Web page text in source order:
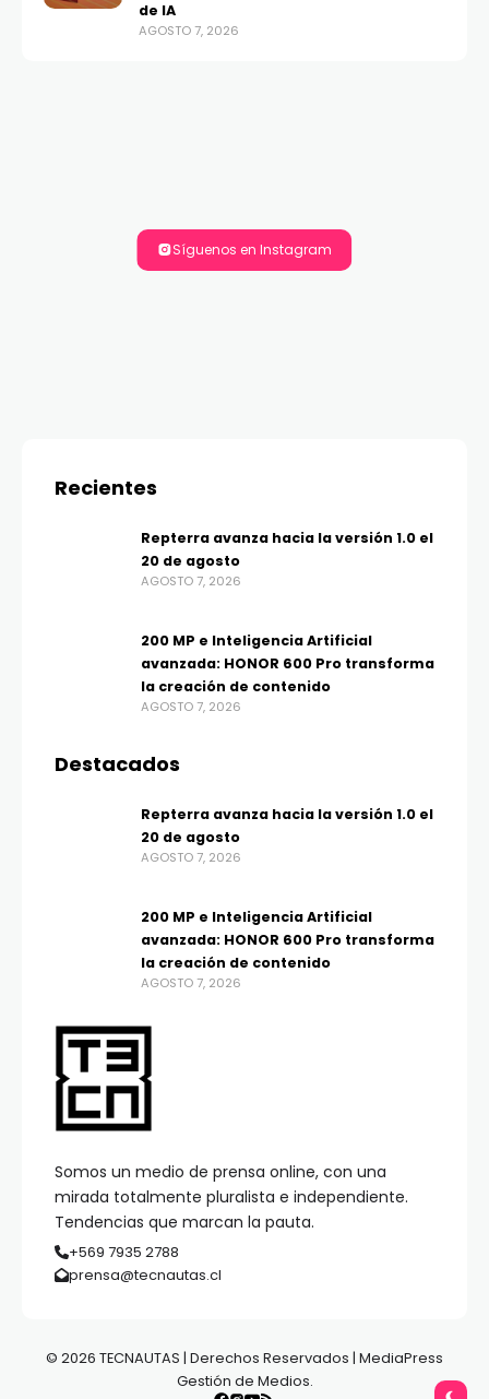
de IA
AGOSTO 7, 2026
Síguenos en Instagram
Somos un medio de prensa online, con una
mirada totalmente pluralista e independiente.
Tendencias que marcan la pauta.
+569 7935 2788
prensa@tecnautas.cl
Recientes
Repterra avanza hacia la versión 1.0 el
20 de agosto
AGOSTO 7, 2026
200 MP e Inteligencia Artificial
avanzada: HONOR 600 Pro transforma
la creación de contenido
AGOSTO 7, 2026
Destacados
Repterra avanza hacia la versión 1.0 el
20 de agosto
AGOSTO 7, 2026
200 MP e Inteligencia Artificial
avanzada: HONOR 600 Pro transforma
la creación de contenido
AGOSTO 7, 2026
© 2026 TECNAUTAS | Derechos Reservados | MediaPress
Gestión de Medios.